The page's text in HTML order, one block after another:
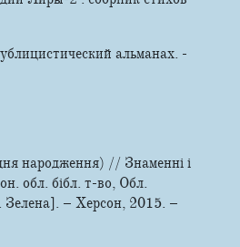
альманах. -
народження) // Знаменні і
обл. бібл. т-во, Обл.
Зелена]. – Херсон, 2015. –